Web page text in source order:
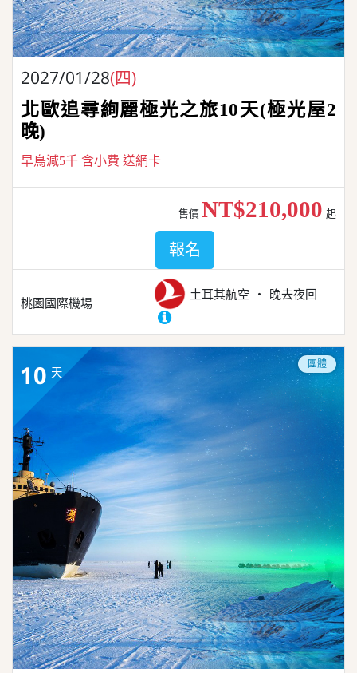
2027/01/28(四)
北歐追尋絢麗極光之旅10天(極光屋2
晚)
早鳥減5千 含小費 送網卡
桃園國際機場
土耳其航空 晚去夜回
售價 NT$210,000 起
報名
10 天
團體